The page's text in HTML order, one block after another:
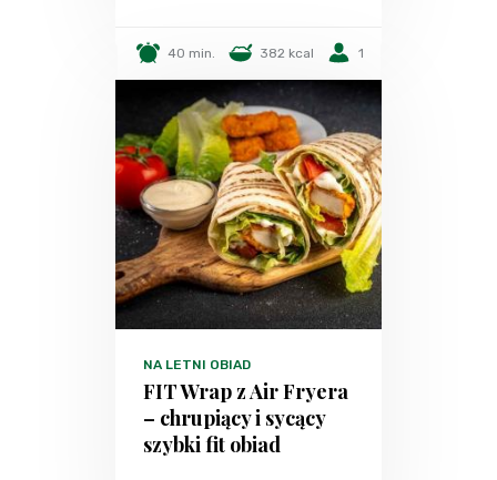
40 min. 382 kcal 1
NA LETNI OBIAD
FIT Wrap z Air Fryera
– chrupiący i sycący
szybki fit obiad